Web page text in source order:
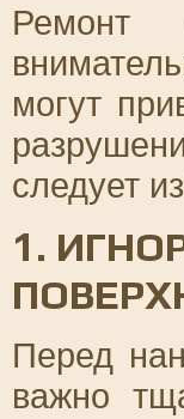
Ремонт
могут
следует
1.
Перед
важно